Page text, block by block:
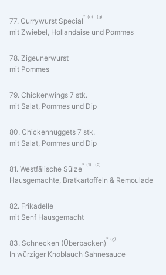
77. Currywurst Special c g
mit Zwiebel, Hollandaise und Pommes
78. Zigeunerwurst
mit Pommes
79. Chickenwings 7 stk.
mit Salat, Pommes und Dip
80. Chickennuggets 7 stk.
mit Salat, Pommes und Dip
81. Westfälische Sülze 1 2
Hausgemachte, Bratkartoffeln & Remoulade
82. Frikadelle
mit Senf Hausgemacht
83. Schnecken (Überbacken) g
In würziger Knoblauch Sahnesauce